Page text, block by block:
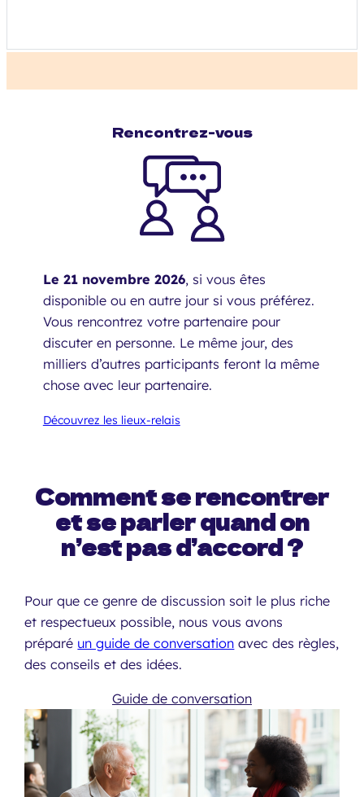
Rencontrez-vous
Le 21 novembre 2026, si vous êtes
disponible ou en autre jour si vous préférez.
Vous rencontrez votre partenaire pour
discuter en personne. Le même jour, des
milliers d’autres participants feront la même
chose avec leur partenaire.
Découvrez les lieux-relais
Comment se rencontrer
et se parler quand on
n’est pas d’accord ?
Pour que ce genre de discussion soit le plus riche
et respectueux possible, nous vous avons
préparé un guide de conversation avec des règles,
des conseils et des idées.
Guide de conversation